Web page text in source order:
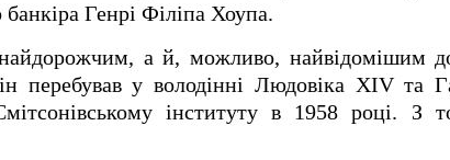
Генрі Філіпа Хоупа.
а й, можливо, найвідомішим
перебував у володінні Людовіка XIV та
інституту в 1958 році. З